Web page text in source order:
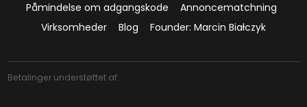
Påmindelse om adgangskode
Annoncematchning
Virksomheder
Blog Founder: Marcin Białczyk
Betalinger understøttet af: